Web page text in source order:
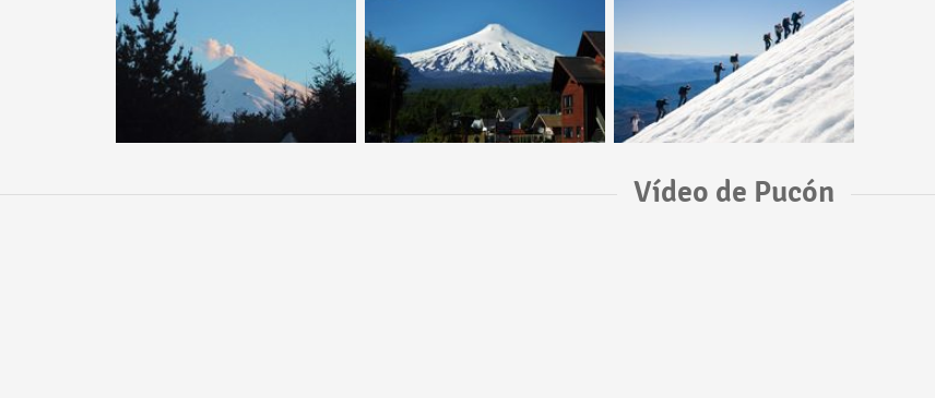
Vídeo de Pucón